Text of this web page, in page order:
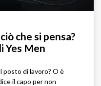
che si pensa?
Yes Men
posto di lavoro? O è
il capo per non